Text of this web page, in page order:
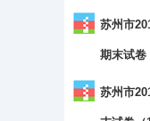
苏州市
期末试
苏州市